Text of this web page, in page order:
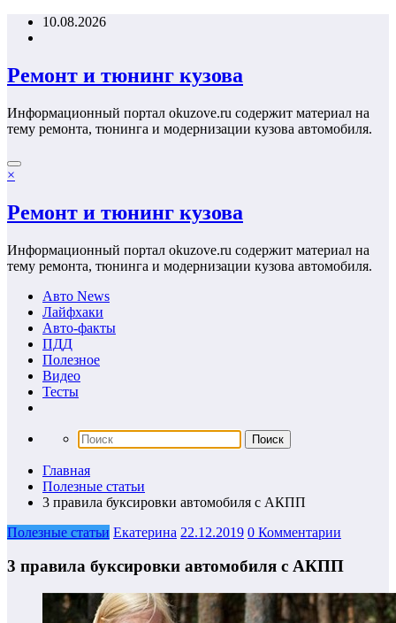
Перейти10.08.2026
Ремонт и тюнинг кузова
Информационный портал okuzove.ru содержит материал на
тему ремонта, тюнинга и модернизации кузова автомобиля.
×
Ремонт и тюнинг кузова
Информационный портал okuzove.ru содержит материал на
тему ремонта, тюнинга и модернизации кузова автомобиля.
Авто News
Лайфхаки
Авто-факты
ПДД
Полезное
Видео
Тесты
Главная
Полезные статьи
3 правила буксировки автомобиля с АКПП
Полезные статьи Екатерина 22.12.2019 0 Комментарии
3 правила буксировки автомобиля с АКПП